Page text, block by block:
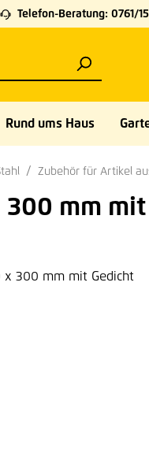
Telefon-Beratung: 0761/
Rund ums Haus
Zubehör für Artikel
300 mm